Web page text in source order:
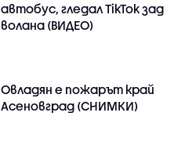
автобус, гледал TikTok зад
волана (ВИДЕО)
Овладян е пожарът край
Асеновград (СНИМКИ)